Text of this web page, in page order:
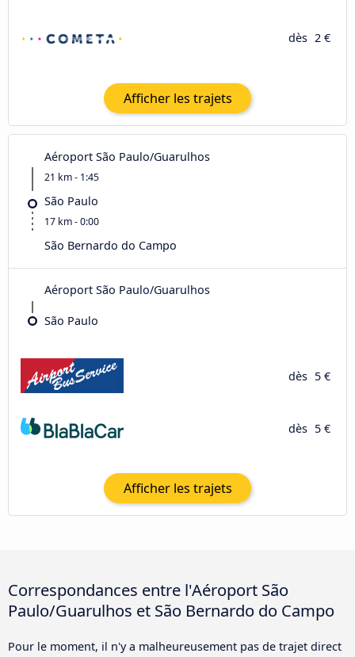
dès 2 €
Afficher les trajets
Aéroport São Paulo/Guarulhos
21 km - 1:45
São Paulo
17 km - 0:00
São Bernardo do Campo
Aéroport São Paulo/Guarulhos
São Paulo
dès 5 €
dès 5 €
Afficher les trajets
Correspondances entre l'Aéroport São
Paulo/Guarulhos et São Bernardo do Campo
Pour le moment, il n'y a malheureusement pas de trajet direct